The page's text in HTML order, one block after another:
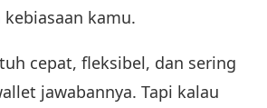
kamu.
cepat, fleksibel, dan sering
jawabannya. Tapi kalau